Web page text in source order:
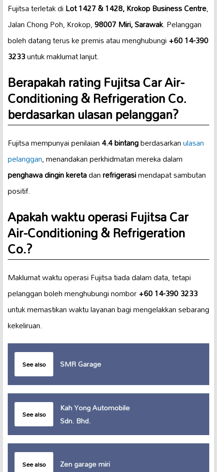
Fujitsa terletak diLot 1427 & 1428, Krokop Business Centre,
Jalan Chong Poh, Krokop,98007 Miri, Sarawak. Pelanggan
boleh datang terus ke premis atau menghubungi+60 14-390
3233untuk maklumat lanjut.
Berapakah rating Fujitsa Car Air-
Conditioning & Refrigeration Co.
berdasarkan ulasan pelanggan?
Fujitsa mempunyai penilaian4.4 bintangberdasarkanulasan
pelanggan, menandakan perkhidmatan mereka dalam
penghawa dingin keretadanrefrigerasimendapat sambutan
positif.
Apakah waktu operasi Fujitsa Car
Air-Conditioning & Refrigeration
Co.?
Maklumat waktu operasi Fujitsa tiada dalam data, tetapi
pelanggan boleh menghubungi nombor+60 14-390 3233
untuk memastikan waktu layanan bagi mengelakkan sebarang
kekeliruan.
See also SMR Garage
See also
Kah Yong Automobile
Sdn. Bhd.
See also Zen garage miri